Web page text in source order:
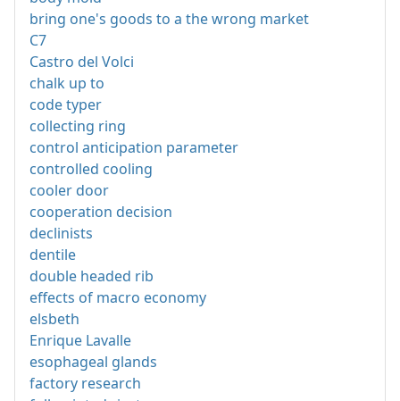
bring one's goods to a the wrong market
C7
Castro del Volci
chalk up to
code typer
collecting ring
control anticipation parameter
controlled cooling
cooler door
cooperation decision
declinists
dentile
double headed rib
effects of macro economy
elsbeth
Enrique Lavalle
esophageal glands
factory research